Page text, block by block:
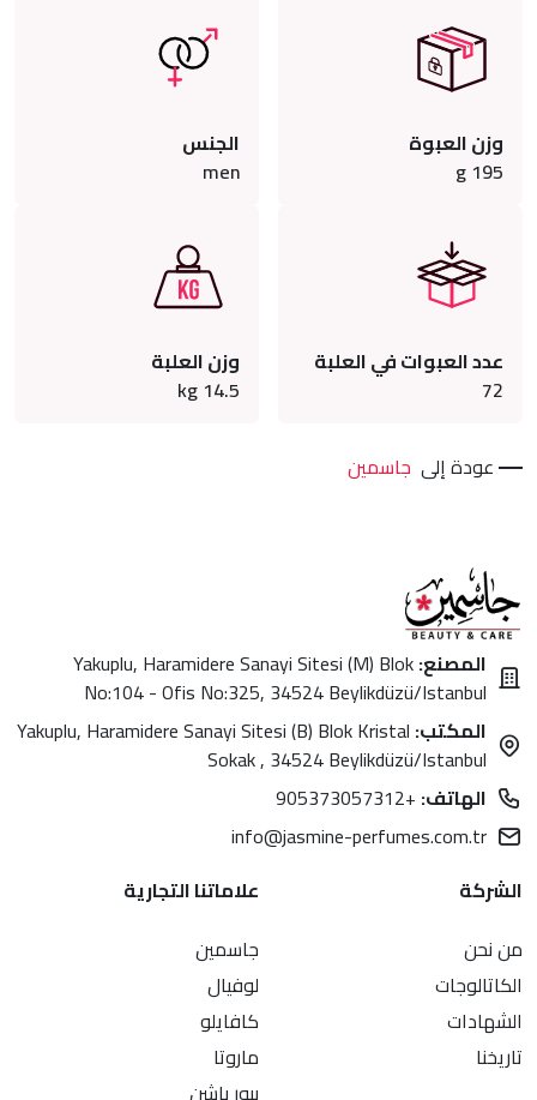
وزن العبوة
195
الجنس
men
عدد العبوات في العلبة
72
وزن العلبة
14.5
عودة إلى جاسمين
المصنع:Yakuplu, Haramidere Sanayi Sitesi (M) Blok
No:104 - Ofis No:325, 34524 Beylikdüzü/Istanbul
المكتب: Yakuplu, Haramidere Sanayi Sitesi (B) Blok Kristal
Sokak , 34524 Beylikdüzü/Istanbul
الهاتف: +905373057312
info@jasmine-perfumes.com.tr
الشركة
من نحن
الكاتالوجات
الشهادات
تاريخنا
علاماتنا التجارية
جاسمين
لوفيال
كافايلو
ماروتا
بيور باشن